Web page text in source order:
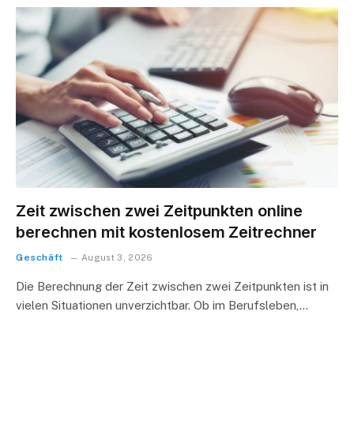
Zeit zwischen zwei Zeitpunkten online
berechnen mit kostenlosem Zeitrechner
Geschäft August 3, 2026
Die Berechnung der Zeit zwischen zwei Zeitpunkten ist in
vielen Situationen unverzichtbar. Ob im Berufsleben,…